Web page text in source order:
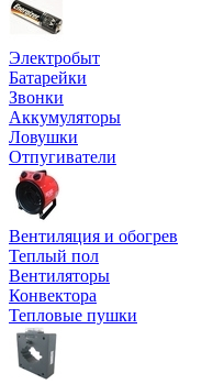
Электробыт
Батарейки
Звонки
Аккумуляторы
Ловушки
Отпугиватели
Вентиляция и обогрев
Теплый пол
Вентиляторы
Конвектора
Тепловые пушки